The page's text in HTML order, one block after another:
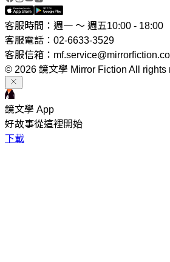
客服時間：週一 ～ 週五10:00 - 18:00
客服電話：02-6633-3529
客服信箱：
© 2026 鏡文學 Mirror Fiction All rights
鏡文學 App
好故事從這裡開始
下載